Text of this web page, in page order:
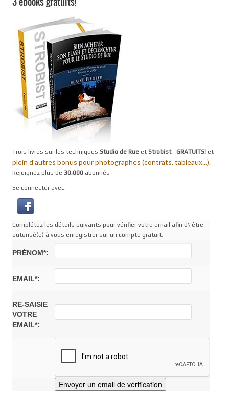
Trois livres sur les techniques Studio de Rue et Strobist- GRATUITS! et
plein d'autres bonus pour photographes (contrats, tableaux...).
Rejoignez plus de 30,000 abonnés
Se connecter avec:
Complétez les détails suivants pour vérifier votre email afin d\'être
autorisé(e) à vous enregistrer sur un compte gratuit.
PRÉNOM*:
EMAIL*:
RE-SAISIE
VOTRE
EMAIL*: